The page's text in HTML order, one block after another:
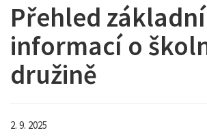
Přehled
informací o
družině
2. 9. 2025